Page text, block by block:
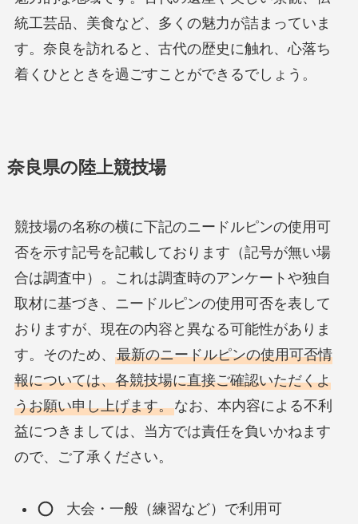
統工芸品、美食など、多くの魅力が詰まっていま
す。奈良を訪れると、古代の歴史に触れ、心落ち
着くひとときを過ごすことができるでしょう。
奈良県の陸上競技場
競技場の名称の横に下記のニードルピンの使用可
否を示す記号を記載しております（記号が無い場
合は調査中）。これは調査時のアンケートや独自
取材に基づき、ニードルピンの使用可否を表して
おりますが、現在の内容と異なる可能性がありま
す。そのため、 最新のニードルピンの使用可否情
報については、各競技場に直接ご確認いただくよ
うお願い申し上げます。なお、本内容による不利
益につきましては、当方では責任を負いかねます
ので、ご了承ください。
大会・一般（練習など）で利用可